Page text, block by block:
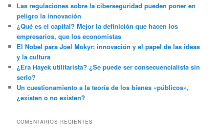
Las regulaciones sobre la ciberseguridad pueden poner en
peligro la innovación
¿Qué es el capital? Mejor la definición que hacen los
empresarios, que los economistas
El Nobel para Joel Mokyr: innovación y el papel de las ideas
y la cultura
¿Era Hayek utilitarista? ¿Se puede ser consecuencialista sin
serlo?
Un cuestionamiento a la teoría de los bienes «públicos»,
¿existen o no existen?
COMENTARIOS RECIENTES